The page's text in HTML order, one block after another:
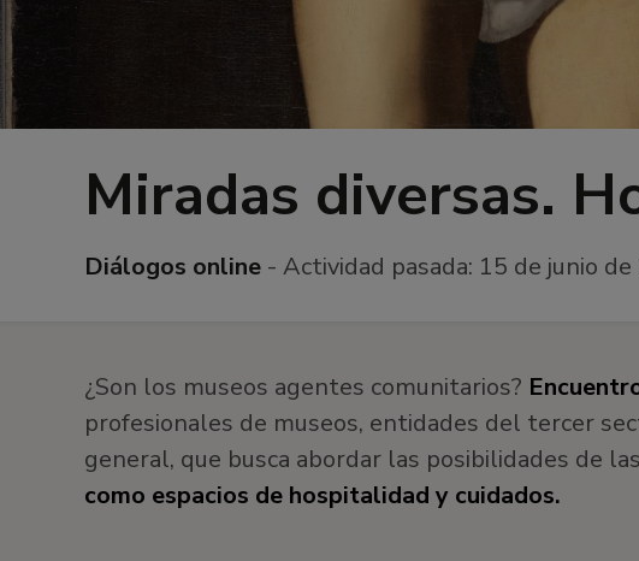
Miradas diversas.
Diálogos online - Actividad pasada: 15 de junio
¿Son los museos agentes comunitarios?
profesionales de museos, entidades del tercer
general, que busca abordar las posibilidades de las
como espacios de hospitalidad y cuidados.